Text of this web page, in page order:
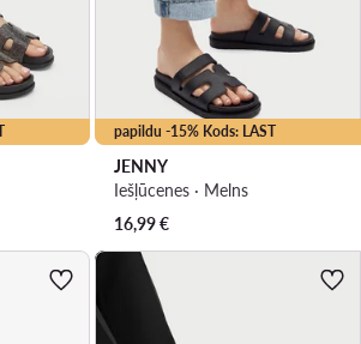
papildu -15% Kods: LAST
JENNY
Iešļūcenes · Melns
16,99€